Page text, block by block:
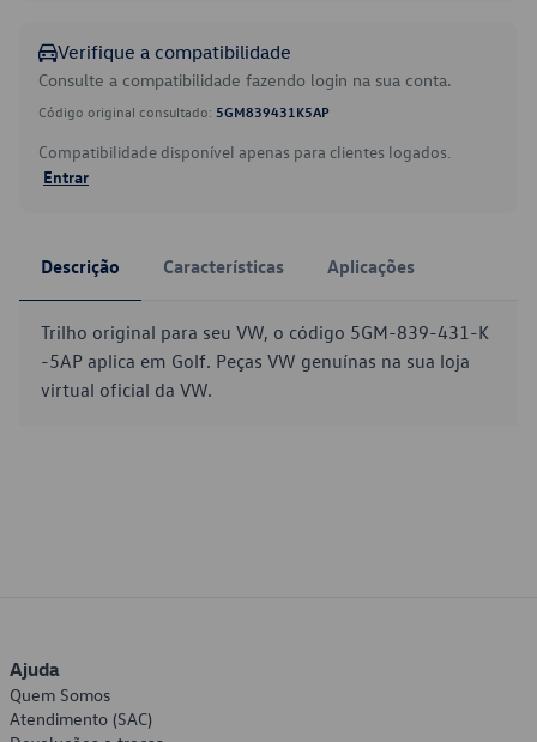
Verifique a compatibilidade
Consulte a compatibilidade fazendo login na sua conta.
Código original consultado: 5GM839431K5AP
Compatibilidade disponível apenas para clientes logados.
Entrar
Descrição Características Aplicações
Trilho original para seu VW, o código 5GM-839-431-K
-5AP aplica em Golf. Peças VW genuínas na sua loja
virtual oficial da VW.
Ajuda
Quem Somos
Atendimento (SAC)